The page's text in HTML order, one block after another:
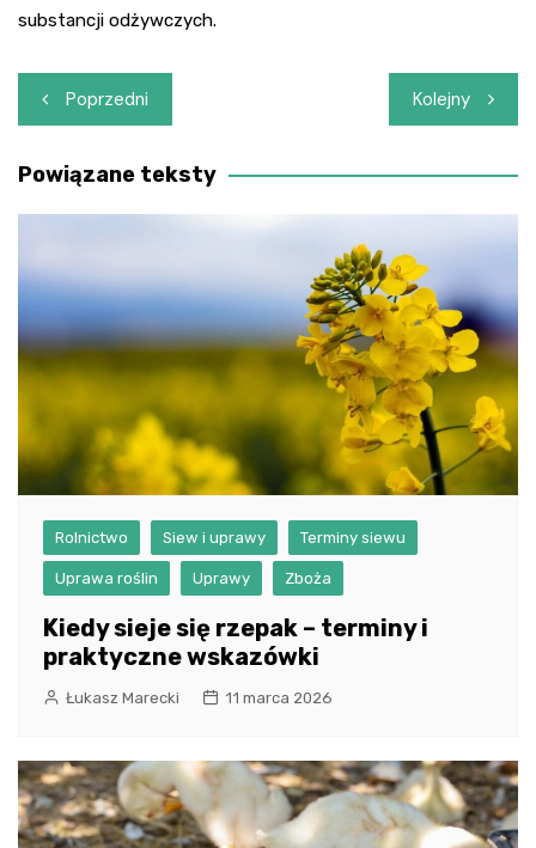
substancji odżywczych.
Nawigacja
wpisu
Poprzedni Kolejny
Powiązane teksty
Rolnictwo Siew i uprawy Terminy siewu
Uprawa roślin Uprawy Zboża
Kiedy sieje się rzepak – terminy i
praktyczne wskazówki
Łukasz Marecki 11 marca 2026